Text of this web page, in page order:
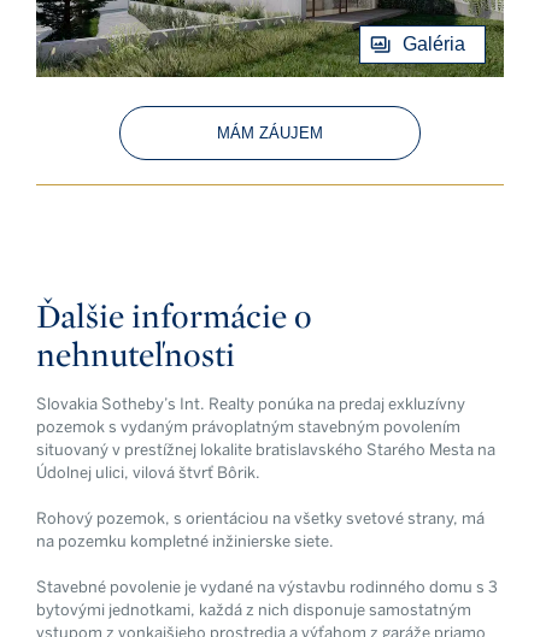
Galéria
MÁM ZÁUJEM
Ďalšie informácie o
nehnuteľnosti
Slovakia Sotheby’s Int. Realty ponúka na predaj exkluzívny
pozemok s vydaným právoplatným stavebným povolením
situovaný v prestížnej lokalite bratislavského Starého Mesta na
Údolnej ulici, vilová štvrť Bôrik.
Rohový pozemok, s orientáciou na všetky svetové strany, má
na pozemku kompletné inžinierske siete.
Stavebné povolenie je vydané na výstavbu rodinného domu s 3
bytovými jednotkami, každá z nich disponuje samostatným
vstupom z vonkajšieho prostredia a výťahom z garáže priamo